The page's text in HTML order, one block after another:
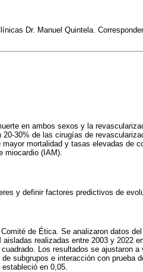
Dr. Manuel Quintela.
en ambos sexos y la
30% de las cirugías de
mortalidad y tasas elevadas de
miocardio (IAM).
y definir factores predictivos de
de Ética. Se analizaron datos
realizadas entre 2003 y 2022
Los resultados se ajustaron a
subgrupos e interacción con prueba
en 0,05.